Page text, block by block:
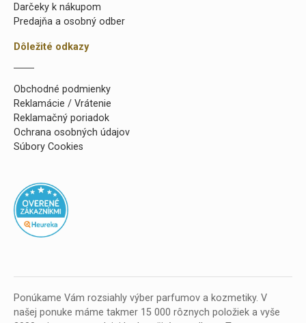
Darčeky k nákupom
Predajňa a osobný odber
Dôležité odkazy
Obchodné podmienky
Reklamácie / Vrátenie
Reklamačný poriadok
Ochrana osobných údajov
Súbory Cookies
Ponúkame Vám rozsiahly výber parfumov a kozmetiky. V
našej ponuke máme takmer 15 000 rôznych položiek a vyše